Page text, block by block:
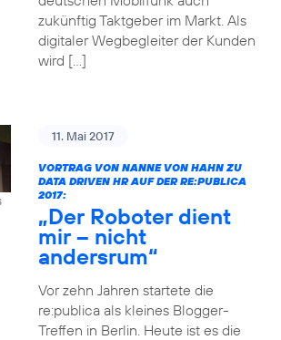
zukünftig Taktgeber im Markt. Als
digitaler Wegbegleiter der Kunden
wird […]
11. Mai 2017
VORTRAG VON NANNE VON HAHN ZU
DATA DRIVEN HR AUF DER RE:PUBLICA
2017:
„Der Roboter dient
mir – nicht
andersrum“
Vor zehn Jahren startete die
re:publica als kleines Blogger-
Treffen in Berlin. Heute ist es die